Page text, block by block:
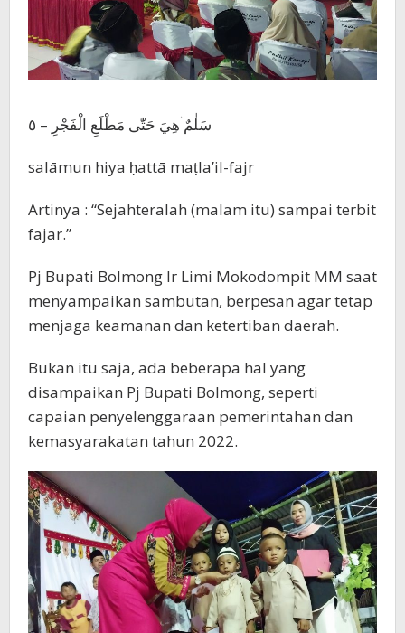
سَلٰمٌ ۛهِيَ حَتّٰى مَطْلَعِ الْفَجْرِ – ٥
salāmun hiya ḥattā maṭla’il-fajr
Artinya : “Sejahteralah (malam itu) sampai terbit
fajar.”
Pj Bupati Bolmong Ir Limi Mokodompit MM saat
menyampaikan sambutan, berpesan agar tetap
menjaga keamanan dan ketertiban daerah.
Bukan itu saja, ada beberapa hal yang
disampaikan Pj Bupati Bolmong, seperti
capaian penyelenggaraan pemerintahan dan
kemasyarakatan tahun 2022.